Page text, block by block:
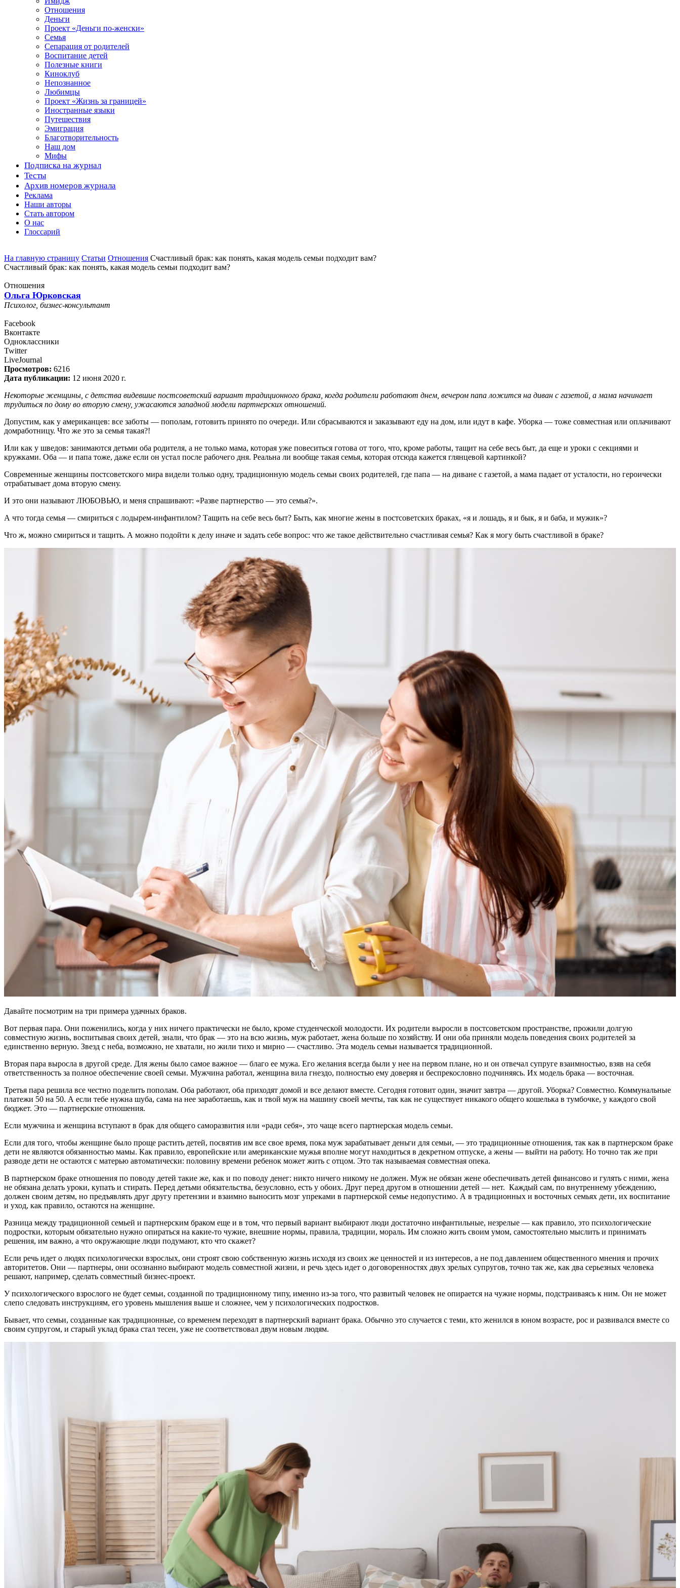
Отношения
Деньги
Проект «Деньги по-женски»
Семья
Сепарация от родителей
Воспитание детей
Полезные книги
Киноклуб
Непознанное
Любимцы
Проект «Жизнь за границей»
Иностранные языки
Путешествия
Эмиграция
Благотворительность
Наш дом
Мифы
Подписка на журнал
Тесты
Архив номеров журнала
Реклама
Наши авторы
Стать автором
О нас
Глоссарий
На главную страницу Статьи Отношения Счастливый брак: как понять, какая модель семьи подходит вам?
Счастливый брак: как понять, какая модель семьи подходит вам?
Отношения
Ольга Юрковская
Психолог, бизнес-консультант
Facebook
Вконтакте
Одноклассники
Twitter
LiveJournal
Просмотров: 6216
Дата публикации: 12 июня 2020 г.
Некоторые женщины, с детства видевшие постсоветский вариант традиционного брака, когда родители работают днем, вечером папа ложится на диван с газетой, а мама начинает
трудиться по дому во вторую смену, ужасаются западной модели партнерских отношений.
Допустим, как у американцев: все заботы — пополам, готовить принято по очереди. Или сбрасываются и заказывают еду на дом, или идут в кафе. Уборка — тоже совместная или оплачивают
домработницу. Что же это за семья такая?!
Или как у шведов: занимаются детьми оба родителя, а не только мама, которая уже повеситься готова от того, что, кроме работы, тащит на себе весь быт, да еще и уроки с секциями и
кружками. Оба — и папа тоже, даже если он устал после рабочего дня. Реальна ли вообще такая семья, которая отсюда кажется глянцевой картинкой?
Современные женщины постсоветского мира видели только одну, традиционную модель семьи своих родителей, где папа — на диване с газетой, а мама падает от усталости, но героически
отрабатывает дома вторую смену.
И это они называют ЛЮБОВЬЮ, и меня спрашивают: «Разве партнерство — это семья?».
А что тогда семья — смириться с лодырем-инфантилом? Тащить на себе весь быт? Быть, как многие жены в постсоветских браках, «я и лошадь, я и бык, я и баба, и мужик»?
Что ж, можно смириться и тащить. А можно подойти к делу иначе и задать себе вопрос: что же такое действительно счастливая семья? Как я могу быть счастливой в браке?
Давайте посмотрим на три примера удачных браков.
Вот первая пара. Они поженились, когда у них ничего практически не было, кроме студенческой молодости. Их родители выросли в постсоветском пространстве, прожили долгую
совместную жизнь, воспитывая своих детей, знали, что брак — это на всю жизнь, муж работает, жена больше по хозяйству. И они оба приняли модель поведения своих родителей за
единственно верную. Звезд с неба, возможно, не хватали, но жили тихо и мирно — счастливо. Эта модель семьи называется традиционной.
Вторая пара выросла в другой среде. Для жены было самое важное — благо ее мужа. Его желания всегда были у нее на первом плане, но и он отвечал супруге взаимностью, взяв на себя
ответственность за полное обеспечение своей семьи. Мужчина работал, женщина вила гнездо, полностью ему доверяя и беспрекословно подчиняясь. Их модель брака — восточная.
Третья пара решила все честно поделить пополам. Оба работают, оба приходят домой и все делают вместе. Сегодня готовит один, значит завтра — другой. Уборка? Совместно. Коммунальные
платежи 50 на 50. А если тебе нужна шуба, сама на нее заработаешь, как и твой муж на машину своей мечты, так как не существует никакого общего кошелька в тумбочке, у каждого свой
бюджет. Это — партнерские отношения.
Если мужчина и женщина вступают в брак для общего саморазвития или «ради себя», это чаще всего партнерская модель семьи.
Если для того, чтобы женщине было проще растить детей, посвятив им все свое время, пока муж зарабатывает деньги для семьи, — это традиционные отношения, так как в партнерском браке
дети не являются обязанностью мамы. Как правило, европейские или американские мужья вполне могут находиться в декретном отпуске, а жены — выйти на работу. Но точно так же при
разводе дети не остаются с матерью автоматически: половину времени ребенок может жить с отцом. Это так называемая совместная опека.
В партнерском браке отношения по поводу детей такие же, как и по поводу денег: никто ничего никому не должен. Муж не обязан жене обеспечивать детей финансово и гулять с ними, жена
не обязана делать уроки, купать и стирать. Перед детьми обязательства, безусловно, есть у обоих. Друг перед другом в отношении детей — нет. Каждый сам, по внутреннему убеждению,
должен своим детям, но предъявлять друг другу претензии и взаимно выносить мозг упреками в партнерской семье недопустимо. А в традиционных и восточных семьях дети, их воспитание
и уход, как правило, остаются на женщине.
Разница между традиционной семьей и партнерским браком еще и в том, что первый вариант выбирают люди достаточно инфантильные, незрелые — как правило, это психологические
подростки, которым обязательно нужно опираться на какие-то чужие, внешние нормы, правила, традиции, мораль. Им сложно жить своим умом, самостоятельно мыслить и принимать
решения, им важно, а что окружающие люди подумают, кто что скажет?
Если речь идет о людях психологически взрослых, они строят свою собственную жизнь исходя из своих же ценностей и из интересов, а не под давлением общественного мнения и прочих
авторитетов. Они — партнеры, они осознанно выбирают модель совместной жизни, и речь здесь идет о договоренностях двух зрелых супругов, точно так же, как два серьезных человека
решают, например, сделать совместный бизнес-проект.
У психологического взрослого не будет семьи, созданной по традиционному типу, именно из-за того, что развитый человек не опирается на чужие нормы, подстраиваясь к ним. Он не может
слепо следовать инструкциям, его уровень мышления выше и сложнее, чем у психологических подростков.
Бывает, что семьи, созданные как традиционные, со временем переходят в партнерский вариант брака. Обычно это случается с теми, кто женился в юном возрасте, рос и развивался вместе со
своим супругом, и старый уклад брака стал тесен, уже не соответствовал двум новым людям.